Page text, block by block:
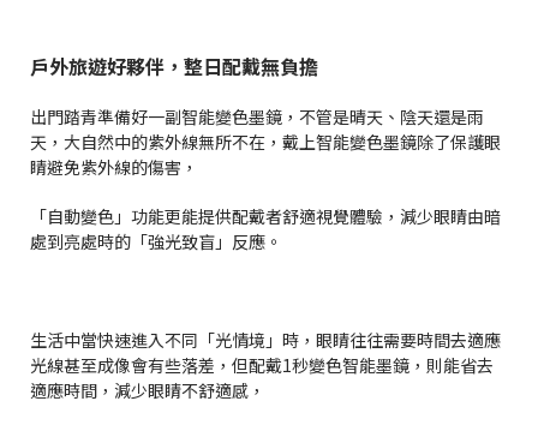
戶外旅遊好夥伴，整日配戴無負擔
出門踏青準備好一副智能變色墨鏡，不管是晴天、陰天還是雨
天，大自然中的紫外線無所不在，戴上智能變色墨鏡除了保護眼
睛避免紫外線的傷害，
「自動變色」功能更能提供配戴者舒適視覺體驗，減少眼睛由暗
處到亮處時的「強光致盲」反應。
生活中當快速進入不同「光情境」時，眼睛往往需要時間去適應
光線甚至成像會有些落差，但配戴1秒變色智能墨鏡，則能省去
適應時間，減少眼睛不舒適感，